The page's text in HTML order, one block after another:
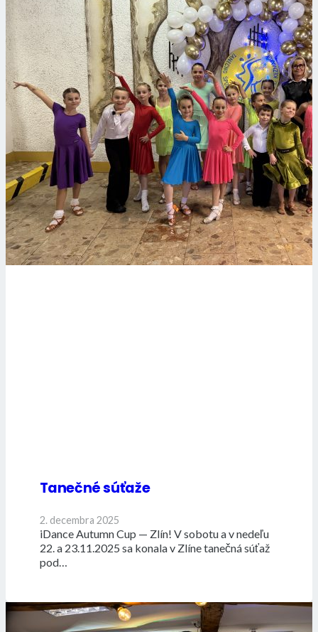
Tanečné súťaže
2. decembra 2025
iDance Autumn Cup — Zlín! V sobotu a v nedeľu
22. a 23.11.2025 sa konala v Zlíne tanečná súťaž
pod…